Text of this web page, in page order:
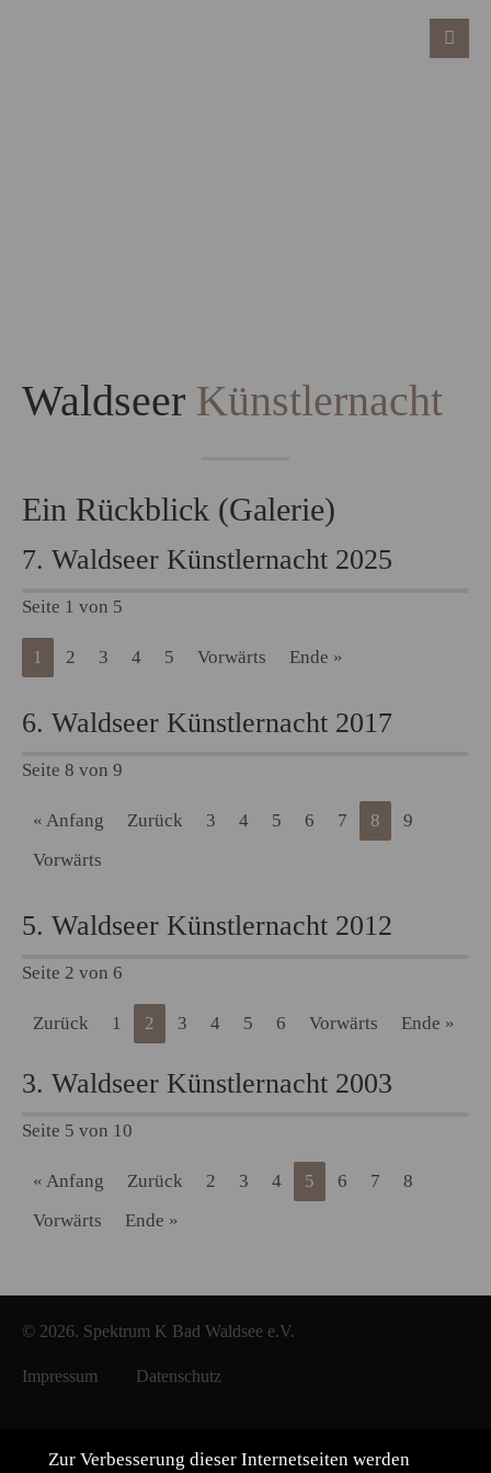
Waldseer Künstlernacht
Ein Rückblick (Galerie)
7. Waldseer Künstlernacht 2025
Seite 1 von 5
1 2 3 4 5 Vorwärts Ende »
6. Waldseer Künstlernacht 2017
Seite 8 von 9
« Anfang Zurück 3 4 5 6 7 8
9
Vorwärts
5. Waldseer Künstlernacht 2012
Seite 2 von 6
Zurück 1 2 3 4 5 6 Vorwärts Ende »
3. Waldseer Künstlernacht 2003
Seite 5 von 10
« Anfang Zurück 2 3 4 5 6 7
8
Vorwärts
Ende »
© 2026. Spektrum K Bad Waldsee e.V.
Impressum Datenschutz
Zur Verbesserung dieser Internetseiten werden